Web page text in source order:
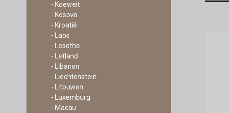
- Koeweit
- Kosovo
- Kroatië
- Laos
- Lesotho
- Letland
- Libanon
- Liechtenstein
- Litouwen
- Luxemburg
- Macau